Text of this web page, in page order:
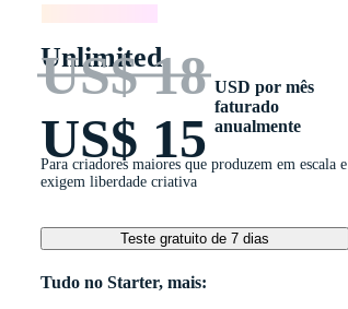
Unlimited
US$ 18
US$ 15
USD por mês
faturado
anualmente
Para criadores maiores que produzem em escala e
exigem liberdade criativa
Teste gratuito de 7 dias
Tudo no Starter, mais: